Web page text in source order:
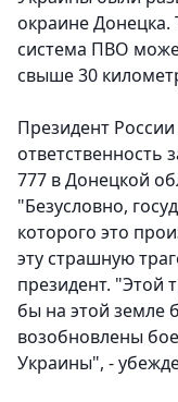
окраине Донецка.
система ПВО
свыше 30
Президент
ответственность
777 в Донецкой
"Безусловно,
которого это
эту страшную
президент. "Этой
бы на этой земле
возобновлены
Украины", -